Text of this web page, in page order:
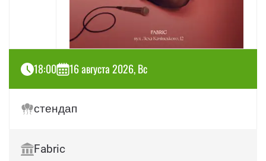
18:00 16 августа 2026, Вс
стендап
Fabric